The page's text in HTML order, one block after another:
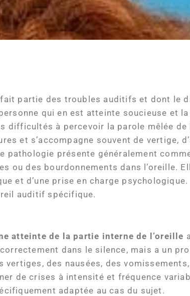
fait partie des troubles auditifs et dont le
qui en est atteinte soucieuse et
difficultés à percevoir la parole mêlée
et s’accompagne souvent de vertige,
pathologie présente généralement
ou des bourdonnements dans l’oreille.
et d’une prise en charge
auditif spécifique.
atteinte de la partie interne de l’oreille
dans le silence, mais a un
des nausées, des
de crises à intensité et fréquence
adaptée au cas du sujet.